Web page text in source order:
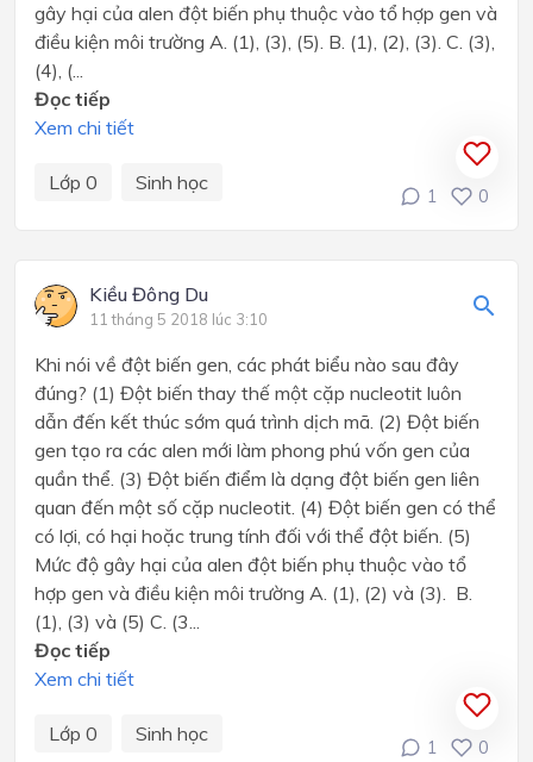
gây hại của alen đột biến phụ thuộc vào tổ hợp gen và
điều kiện môi trường A. (1), (3), (5). B. (1), (2), (3). C. (3),
(4), (...
Đọc tiếp
Xem chi tiết
Lớp 0 Sinh học
1 0
Kiều Đông Du
11 tháng 5 2018 lúc 3:10
Khi nói về đột biến gen, các phát biểu nào sau đây
đúng? (1) Đột biến thay thế một cặp nucleotit luôn
dẫn đến kết thúc sớm quá trình dịch mã. (2) Đột biến
gen tạo ra các alen mới làm phong phú vốn gen của
quần thể. (3) Đột biến điểm là dạng đột biến gen liên
quan đến một số cặp nucleotit. (4) Đột biến gen có thể
có lợi, có hại hoặc trung tính đối với thể đột biến. (5)
Mức độ gây hại của alen đột biến phụ thuộc vào tổ
hợp gen và điều kiện môi trường A. (1), (2) và (3). B.
(1), (3) và (5) C. (3...
Đọc tiếp
Xem chi tiết
Lớp 0 Sinh học
1 0